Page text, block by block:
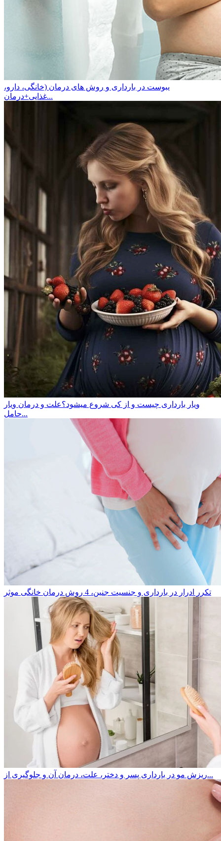
یبوست در بارداری و روش های درمان (خانگی، دارو،
غذایی+درمان...
ویار بارداری چیست و از کی شروع میشود؟علت و درمان ویار
حامل...
تکرر ادرار در بارداری و جنسیت جنین، 4 روش درمان خانگی موثر
ریزش مو در بارداری پسر و دختر، علت، درمان آن و جلوگیری از...